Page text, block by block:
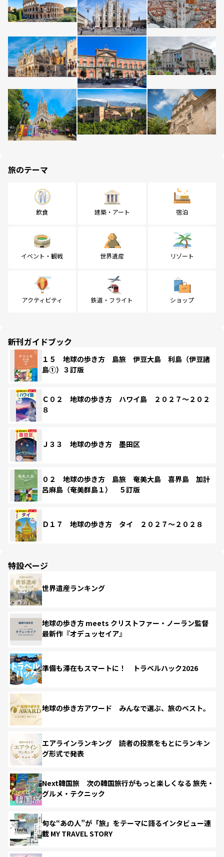
旅のテーマ
飲食 建築・アート 宿泊
イベント・観戦 世界遺産 リゾート
アクティビティ 鉄道・フライト ショップ
新刊ガイドブック
１５ 地球の歩き方 島旅 伊豆大島 利島（伊豆諸
島①）３訂版
Ｃ０２ 地球の歩き方 ハワイ島 ２０２７～２０２
８
Ｊ３３ 地球の歩き方 墨田区
０２ 地球の歩き方 島旅 奄美大島 喜界島 加計
呂麻島（奄美群島１） ５訂版
Ｄ１７ 地球の歩き方 タイ ２０２７～２０２８
特設ページ
世界遺産ランキング
地球の歩き方 meets クリストファー・ノーラン監督
最新作『オデュッセイア』
準備も滞在もスマートに！ トラベルハック2026
地球の歩き方アワード みんなで選ぶ、旅のベスト。
エアラインランキング 読者の投票をもとにランキン
グ形式で発表
Next韓国旅 次の韓国旅行がもっと楽しくなる 旅先・
グルメ・テクニック
旬な“あの人”が「旅」をテーマに語るインタビュー連
載 MY TRAVEL STORY